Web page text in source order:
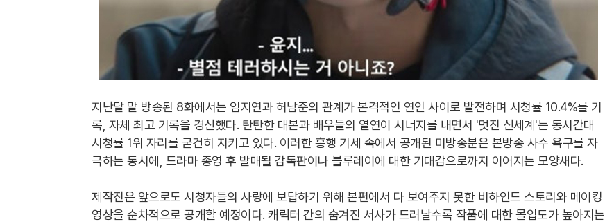
지난달 말 방송된 8화에서는 임지연과 허남준의 관계가 본격적인 연인 사이로 발전하며 시청률 10.4%를 기
록, 자체 최고 기록을 경신했다. 탄탄한 대본과 배우들의 열연이 시너지를 내면서 '멋진 신세계'는 동시간대
시청률 1위 자리를 굳건히 지키고 있다. 이러한 흥행 기세 속에서 공개된 미방송분은 본방송 사수 욕구를 자
극하는 동시에, 드라마 종영 후 발매될 감독판이나 블루레이에 대한 기대감으로까지 이어지는 모양새다.
제작진은 앞으로도 시청자들의 사랑에 보답하기 위해 본편에서 다 보여주지 못한 비하인드 스토리와 메이킹
영상을 순차적으로 공개할 예정이다. 캐릭터 간의 숨겨진 서사가 드러날수록 작품에 대한 몰입도가 높아지는